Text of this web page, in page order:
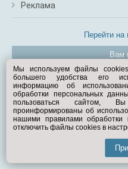
Реклама
Перейти
Вам
©
Мы используем файлы
большего удобства его
информацию об
обработки персональных
пользоваться сайтом,
проинформированы об
нашими правилами
отключить файлы cookies в